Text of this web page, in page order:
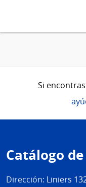
Si
de
página
Catálogo
Dirección: Liniers